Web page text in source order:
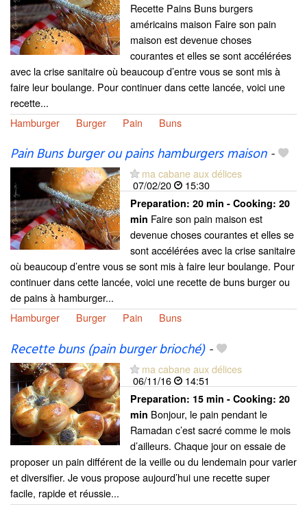
Recette Pains Buns burgers
américains maison Faire son pain
maison est devenue choses
courantes et elles se sont accélérées
avec la crise sanitaire où beaucoup d’entre vous se sont mis à
faire leur boulange. Pour continuer dans cette lancée, voici une
recette...
Hamburger
Burger Pain Buns
Pain Buns burger ou pains hamburgers maison-
ma cabane aux délices
07/02/20
15:30
Preparation: 20 min - Cooking: 20
min Faire son pain maison est
devenue choses courantes et elles se
sont accélérées avec la crise sanitaire
où beaucoup d’entre vous se sont mis à faire leur boulange. Pour
continuer dans cette lancée, voici une recette de buns burger ou
de pains à hamburger...
Hamburger
Burger Pain Buns
Recette buns (pain burger brioché)-
ma cabane aux délices
06/11/16
14:51
Preparation: 15 min - Cooking: 20
min Bonjour, le pain pendant le
Ramadan c’est sacré comme le mois
d’ailleurs. Chaque jour on essaie de
proposer un pain différent de la veille ou du lendemain pour varier
et diversifier. Je vous propose aujourd’hui une recette super
facile, rapide et réussie...